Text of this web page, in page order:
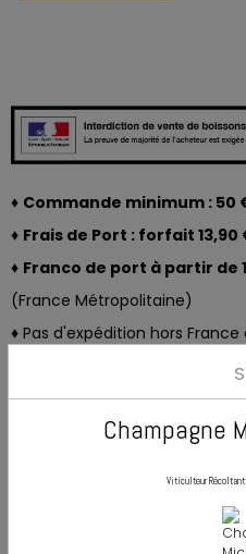
♦ Commande minimum : 50
♦ Frais de Port : forfait 13,90
♦ Franco de port à partir de
(France Métropolitaine)
♦ Pas d'expédition hors
Les 2 Muses ;Les
;
Champagne
Viticulteur